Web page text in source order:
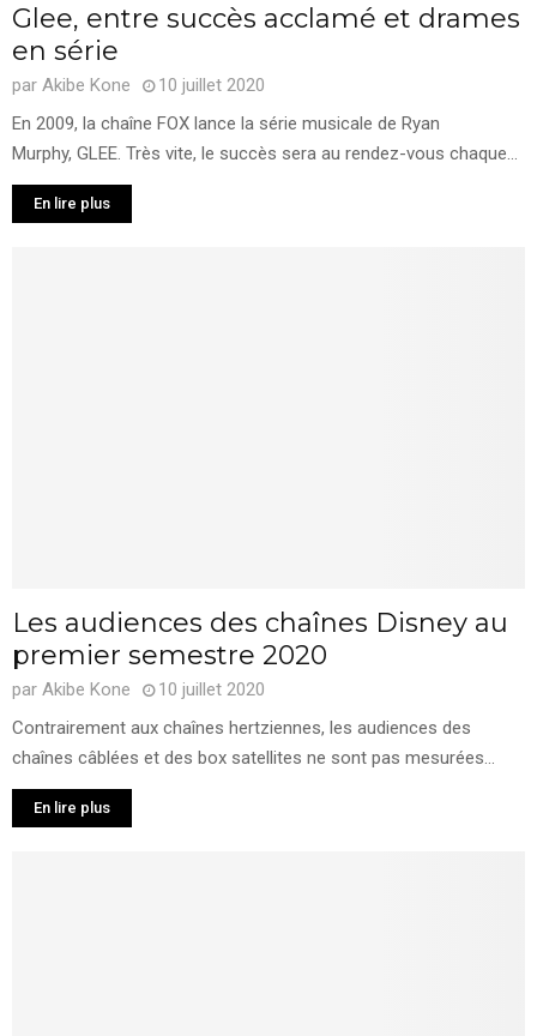
Glee, entre succès acclamé et drames
en série
par Akibe Kone
10 juillet 2020
En 2009, la chaîne FOX lance la série musicale de Ryan
Murphy, GLEE. Très vite, le succès sera au rendez-vous chaque...
En lire plus
Les audiences des chaînes Disney au
premier semestre 2020
par Akibe Kone
10 juillet 2020
Contrairement aux chaînes hertziennes, les audiences des
chaînes câblées et des box satellites ne sont pas mesurées...
En lire plus